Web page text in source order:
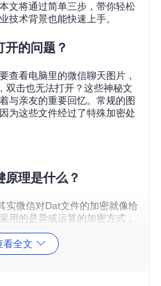
文将通过简单三步，带你轻松
技术背景也能快速上手。
的问题？
查看电脑里的微信聊天图片，
双击也无法打开？这些神秘文
与亲友的重要回忆。常规的图
为这些文件经过了特殊加密处
理是什么？
实微信对Dat文件的加密就像给
用的是异或运算的加密方式，
都设置了一个"密码"。要打开
匙"——也就是加密密钥，然后
还原出原始的图片或视频文
看全文